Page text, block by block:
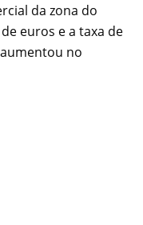
da zona do
euros e a taxa de
no